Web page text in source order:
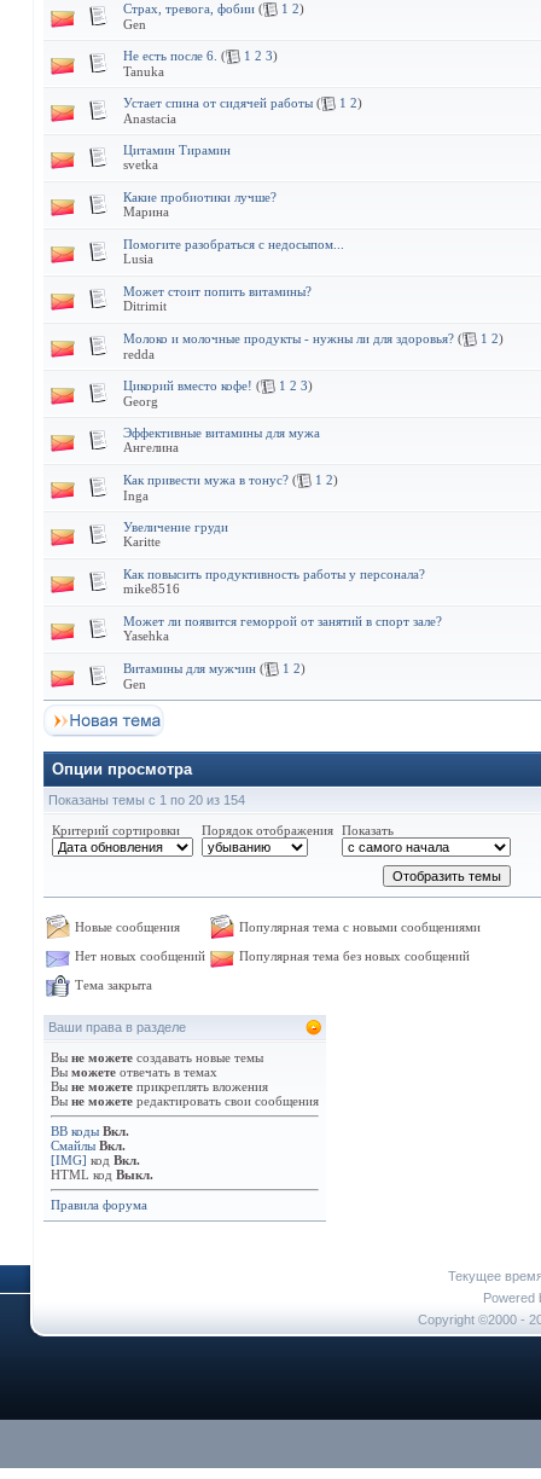
Страх, тревога, фобии ( 1 2)
Gen
Не есть после 6. ( 1 2 3)
Tanuka
Устает спина от сидячей работы ( 1 2)
Anastacia
Цитамин Тирамин
svetka
Какие пробиотики лучше?
Марина
Помогите разобраться с недосыпом...
Lusia
Может стоит попить витамины?
Ditrimit
Молоко и молочные продукты - нужны ли для здоровья? ( 1 2)
redda
Цикорий вместо кофе! ( 1 2 3)
Georg
Эффективные витамины для мужа
Ангелина
Как привести мужа в тонус? ( 1 2)
Inga
Увеличение груди
Karitte
Как повысить продуктивность работы у персонала?
mike8516
Может ли появится геморрой от занятий в спорт зале?
Yasehka
Витамины для мужчин ( 1 2)
Gen
Опции просмотра
Показаны темы с 1 по 20 из 154
Критерий сортировки Порядок отображения Показать
Новые сообщения
Популярная тема с новыми сообщениями
Нет новых сообщений
Популярная тема без новых сообщений
Тема закрыта
Ваши права в разделе
Вы не можете создавать новые темы
Вы можете отвечать в темах
Вы не можете прикреплять вложения
Вы не можете редактировать свои сообщения
BB коды Вкл.
Смайлы Вкл.
[IMG] код Вкл.
HTML код Выкл.
Правила форума
Текущее
Powered
Copyright ©2000 -